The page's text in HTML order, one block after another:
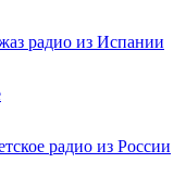
радио из Испании
радио из России